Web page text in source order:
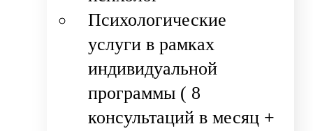
Психологические
услуги в рамках
индивидуальной
программы ( 8
консультаций в месяц +